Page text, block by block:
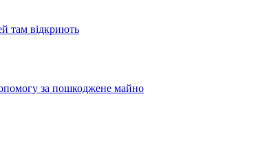
там відкриють
за пошкоджене майно